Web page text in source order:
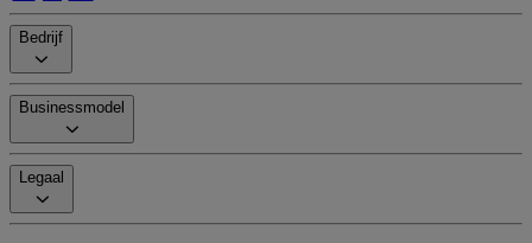
Bedrijf
Businessmodel
Legaal